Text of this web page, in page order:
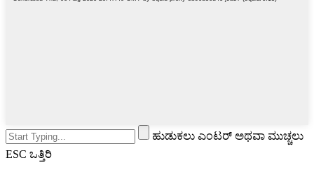
ಹುಡುಕಲು ಎಂಟರ್ ಅಥವಾ ಮುಚ್ಚಲು
ESC ಒತ್ತಿರಿ